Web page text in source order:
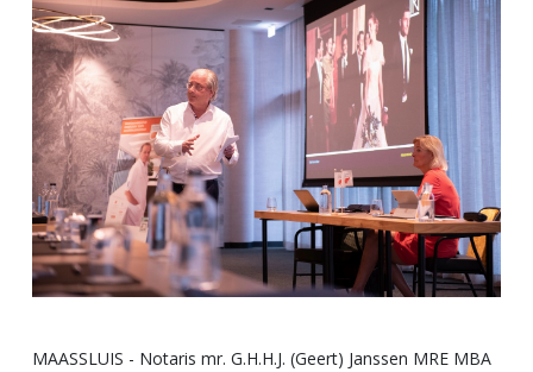
MAASSLUIS - Notaris mr. G.H.H.J. (Geert) Janssen MRE MBA